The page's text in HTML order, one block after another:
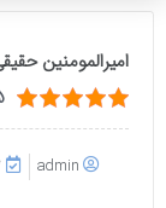
امیرالمومنین
5
admin ۲۷ خرداد ۱۴۰۳